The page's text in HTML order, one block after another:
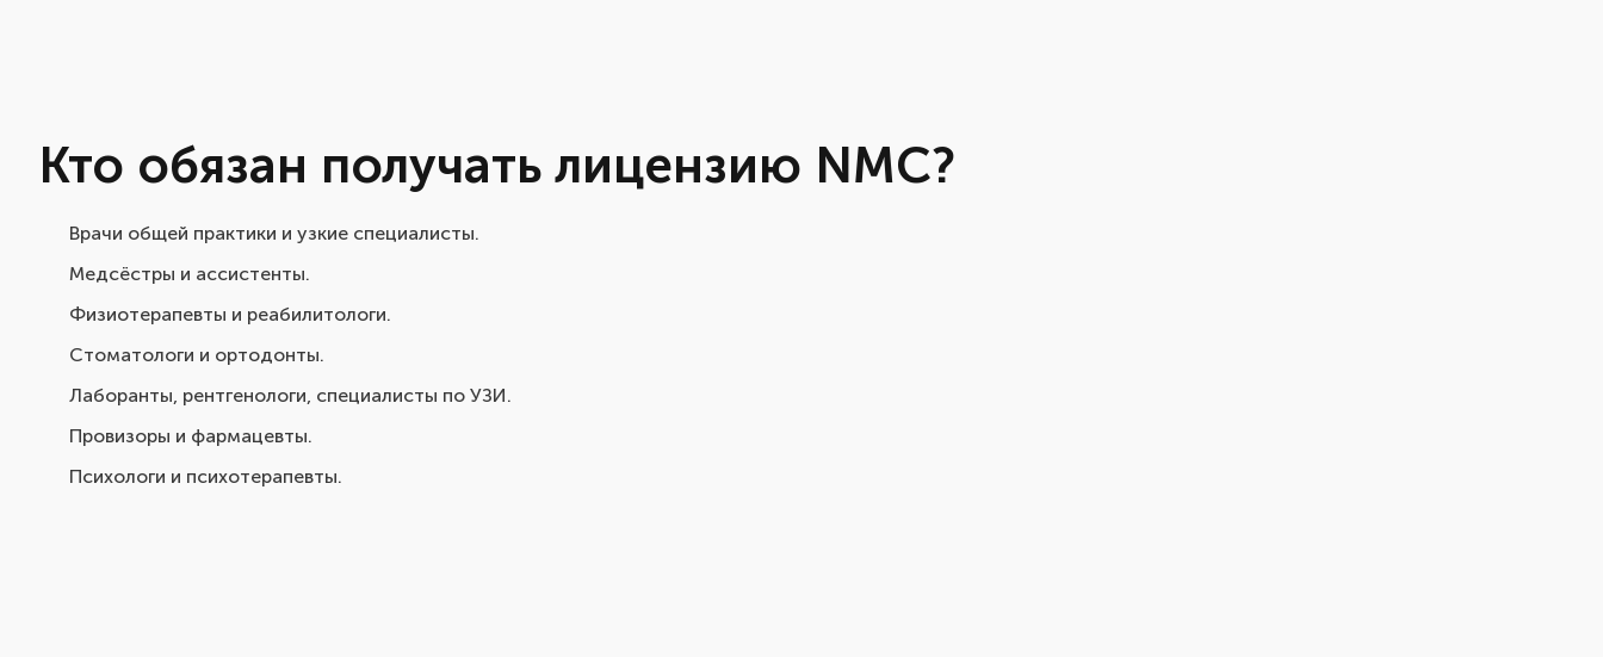
Кто обязан получать лицензию NMC?
Врачи общей практики и узкие специалисты.
Медсёстры и ассистенты.
Физиотерапевты и реабилитологи.
Стоматологи и ортодонты.
Лаборанты, рентгенологи, специалисты по УЗИ.
Провизоры и фармацевты.
Психологи и психотерапевты.